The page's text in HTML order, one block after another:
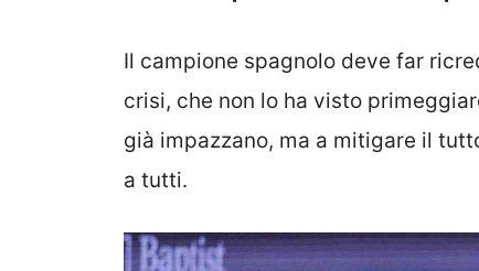
Il campione spagnolo deve far
crisi, che non lo ha visto
già impazzano, ma a mitigare il
a tutti.